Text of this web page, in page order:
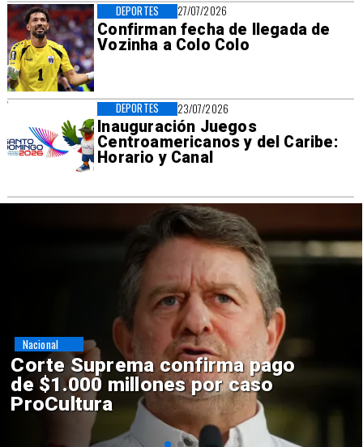
27/07/2026
Confirman fecha de llegada de
Vozinha a Colo Colo
DEPORTES
23/07/2026
Inauguración Juegos
Centroamericanos y del Caribe:
Horario y Canal
DEPORTES
Codelco suspende
construcción de Andes Norte
en El Teniente por riesgos
sísmicos
Nacional